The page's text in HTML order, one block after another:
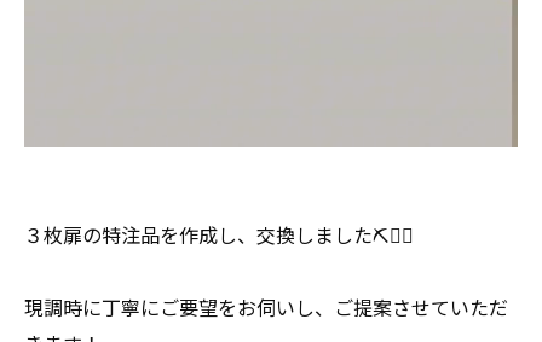
３枚扉の特注品を作成し、交換しました⛏️👷‍♀️
現調時に丁寧にご要望をお伺いし、ご提案させていただ